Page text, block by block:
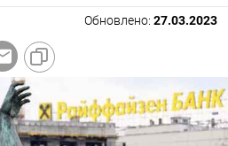
Обновлено: 27.03.2023